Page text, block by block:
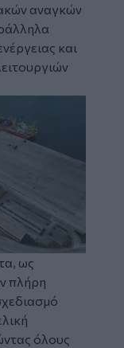
αναγκών
και
ως
πλήρη
όλους